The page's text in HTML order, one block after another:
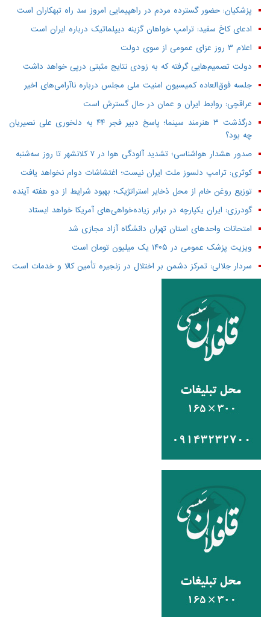
پزشکیان: حضور گسترده مردم در راهپیمایی امروز سد راه تبهکاران است
ادعای کاخ سفید: ترامپ خواهان گزینه دیپلماتیک درباره ایران است
اعلام ۳ روز عزای عمومی از سوی دولت
دولت تصمیم‌هایی گرفته که به زودی نتایج مثبتی درپی خواهد داشت
جلسه فوق‌العاده کمیسیون امنیت ملی مجلس درباره ناآرامی‌های اخیر
عراقچی: روابط ایران و عمان در حال گسترش است
درگذشت ۳ هنرمند سینما؛ پاسخ دبیر فجر ۴۴ به دلخوری علی نصیریان
چه بود؟
صدور هشدار هواشناسی؛ تشدید آلودگی هوا در ۷ کلانشهر تا روز سه‌شنبه
کوثری: ترامپ دلسوز ملت ایران نیست؛ اغتشاشات دوام نخواهد یافت
توزیع روغن خام از محل ذخایر استراتژیک؛ بهبود شرایط از دو هفته آینده
گودرزی: ایران یکپارچه در برابر زیاده‌خواهی‌های آمریکا خواهد ایستاد
امتحانات واحدهای استان تهران دانشگاه آزاد مجازی شد
ویزیت پزشک عمومی در ۱۴۰۵ یک میلیون تومان است
سردار جلالی: تمرکز دشمن بر اختلال در زنجیره تأمین کالا و خدمات است